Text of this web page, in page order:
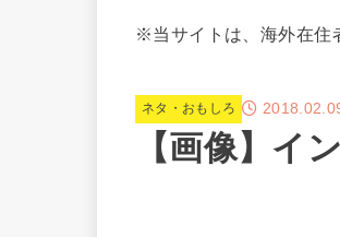
※当サイトは、海外在住
ネタ・おもしろ
【画像】イ